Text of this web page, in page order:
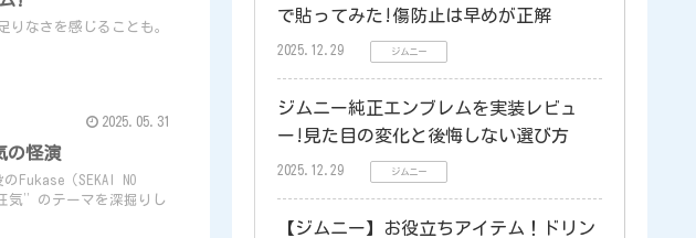
りなさを感じることも。
2025.05.31
の怪演
Fukase（SEKAI NO
気”のテーマを深掘りし
で貼ってみた!傷防止は早めが正解
2025.12.29 ジムニー
ジムニー純正エンブレムを実装レビュ
ー!見た目の変化と後悔しない選び方
2025.12.29 ジムニー
【ジムニー】お役立ちアイテム！ドリン